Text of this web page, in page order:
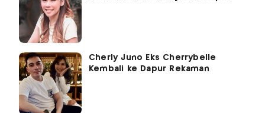
Cherly Juno Eks Cherrybelle
Kembali ke Dapur Rekaman